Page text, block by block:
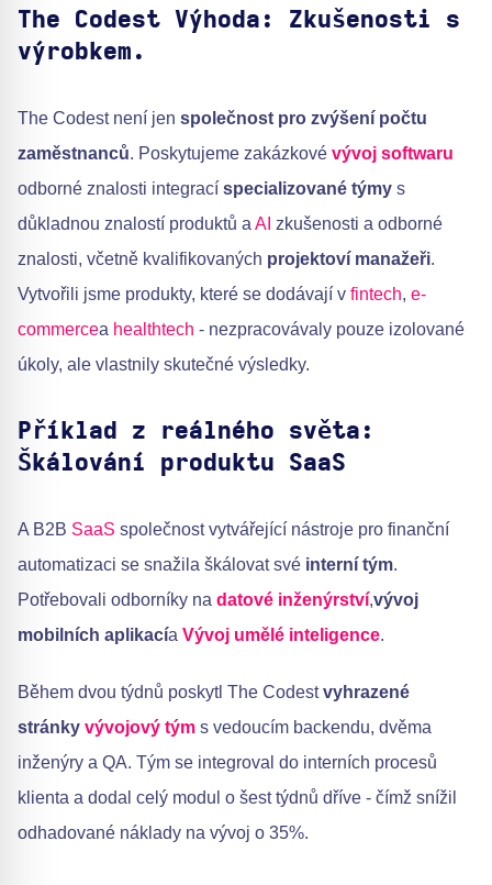
The Codest Výhoda: Zkušenosti s
výrobkem.
The Codest není jen společnost pro zvýšení počtu
zaměstnanců. Poskytujeme zakázkové vývoj softwaru
odborné znalosti integrací specializované týmy s
důkladnou znalostí produktů a AI zkušenosti a odborné
znalosti, včetně kvalifikovaných projektoví manažeři.
Vytvořili jsme produkty, které se dodávají v fintech, e-
commercea healthtech - nezpracovávaly pouze izolované
úkoly, ale vlastnily skutečné výsledky.
Příklad z reálného světa:
Škálování produktu SaaS
A B2B SaaS společnost vytvářející nástroje pro finanční
automatizaci se snažila škálovat své interní tým.
Potřebovali odborníky na datové inženýrství,vývoj
mobilních aplikacía Vývoj umělé inteligence.
Během dvou týdnů poskytl The Codestvyhrazené
stránky vývojový tým s vedoucím backendu, dvěma
inženýry a QA. Tým se integroval do interních procesů
klienta a dodal celý modul o šest týdnů dříve - čímž snížil
odhadované náklady na vývoj o 35%.